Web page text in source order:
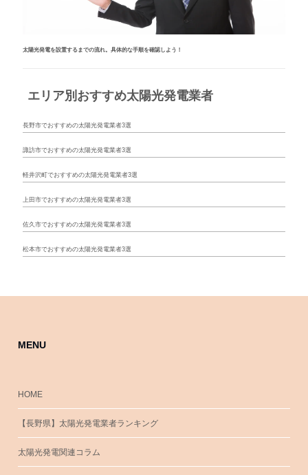
太陽光発電を設置するまでの流れ。具体的な手順を確認しよう！
エリア別おすすめ太陽光発電業者
長野市でおすすめの太陽光発電業者3選
諏訪市でおすすめの太陽光発電業者3選
軽井沢町でおすすめの太陽光発電業者3選
上田市でおすすめの太陽光発電業者3選
佐久市でおすすめの太陽光発電業者3選
松本市でおすすめの太陽光発電業者3選
MENU
HOME
【長野県】太陽光発電業者ランキング
太陽光発電関連コラム